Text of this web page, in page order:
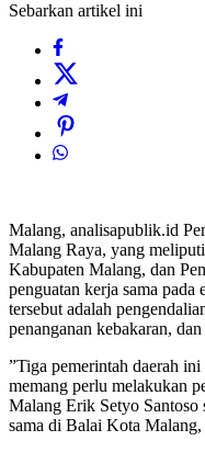
Sebarkan artikel ini
Malang, analisapublik.id
Malang Raya, yang
Kabupaten Malang, dan
penguatan kerja sama
tersebut adalah
penanganan kebakaran,
​”Tiga pemerintah daerah
memang perlu melakukan
Malang Erik Setyo Santoso
sama di Balai Kota